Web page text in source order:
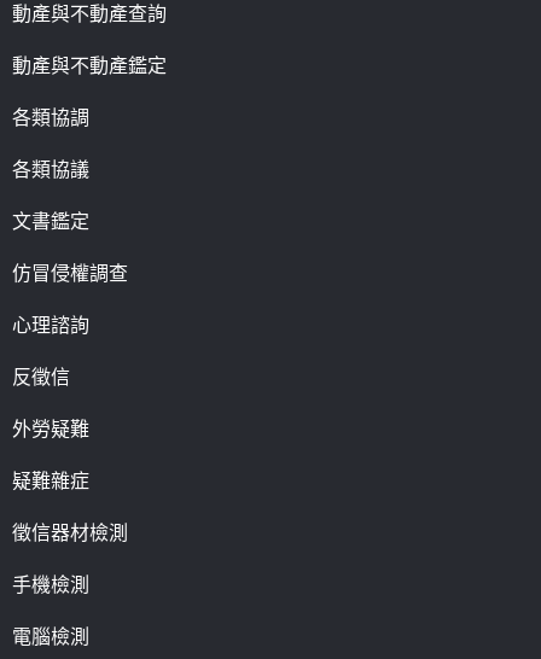
動產與不動產查詢
動產與不動產鑑定
各類協調
各類協議
文書鑑定
仿冒侵權調查
心理諮詢
反徵信
外勞疑難
疑難雜症
徵信器材檢測
手機檢測
電腦檢測